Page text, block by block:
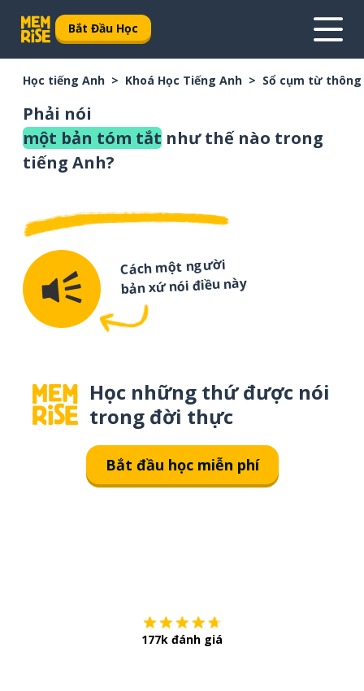
Bắt Đầu Học
Học tiếng Anh Khoá Học Tiếng Anh Sổ cụm từ
Phải nói
một bản tóm tắt như thế nào trong
tiếng Anh?
Cách một người
bản xứ nói điều này
Học những thứ được nói
trong đời thực
Bắt đầu học miễn phí
177k đánh giá